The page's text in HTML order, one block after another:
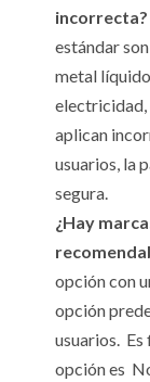
incorrecta?
estándar
metal
electricidad,
aplican
usuarios, la
segura.
¿Hay
opción con
opción
usuarios.
opción es